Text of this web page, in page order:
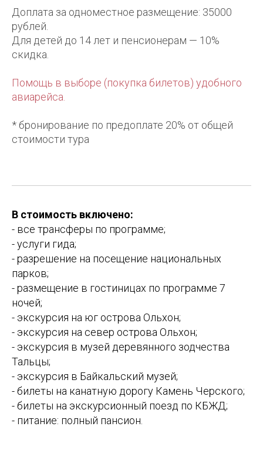
Доплата за одноместное размещение: 35000
рублей.
Для детей до 14 лет и пенсионерам — 10%
скидка.
Помощь в выборе (покупка билетов) удобного
авиарейса.
* бронирование по предоплате 20% от общей
стоимости тура
В стоимость включено:
- все трансферы по программе;
- услуги гида;
- разрешение на посещение национальных
парков;
- размещение в гостиницах по программе 7
ночей;
- экскурсия на юг острова Ольхон;
- экскурсия на север острова Ольхон;
- экскурсия в музей деревянного зодчества
Тальцы;
- экскурсия в Байкальский музей;
- билеты на канатную дорогу Камень Черского;
- билеты на экскурсионный поезд по КБЖД;
- питание: полный пансион.